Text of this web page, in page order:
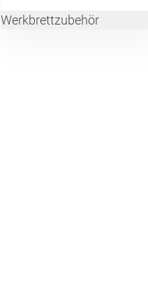
Werkbrettzubehör